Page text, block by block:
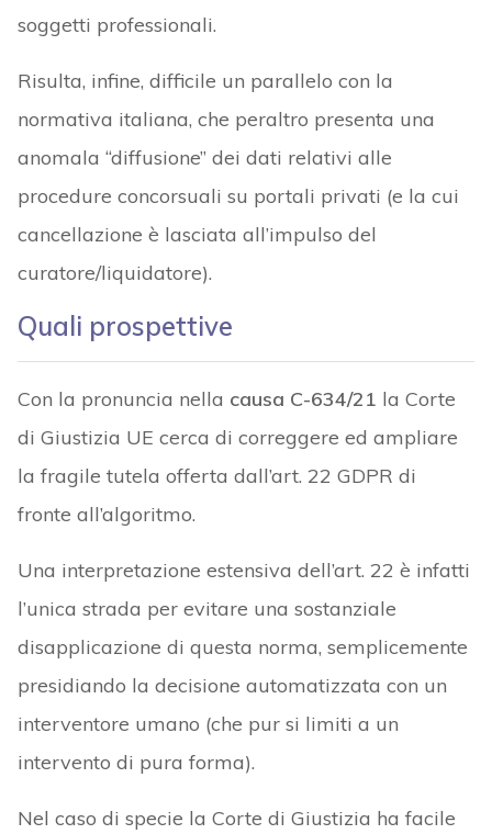
soggetti professionali.
Risulta, infine, difficile un parallelo con la
normativa italiana, che peraltro presenta una
anomala “diffusione” dei dati relativi alle
procedure concorsuali su portali privati (e la cui
cancellazione è lasciata all’impulso del
curatore/liquidatore).
Quali prospettive
Con la pronuncia nella causa C-634/21 la Corte
di Giustizia UE cerca di correggere ed ampliare
la fragile tutela offerta dall’art. 22 GDPR di
fronte all’algoritmo.
Una interpretazione estensiva dell’art. 22 è infatti
l’unica strada per evitare una sostanziale
disapplicazione di questa norma, semplicemente
presidiando la decisione automatizzata con un
interventore umano (che pur si limiti a un
intervento di pura forma).
Nel caso di specie la Corte di Giustizia ha facile